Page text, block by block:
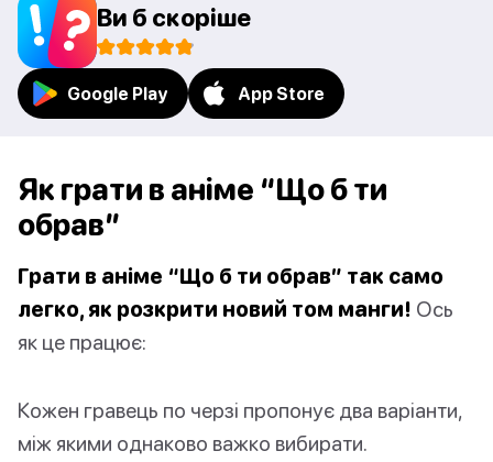
Ви б скоріше
Google Play App Store
Як грати в аніме “Що б ти
обрав”
Грати в аніме “Що б ти обрав” так само
легко, як розкрити новий том манги! Ось
як це працює:
Кожен гравець по черзі пропонує два варіанти,
між якими однаково важко вибирати.